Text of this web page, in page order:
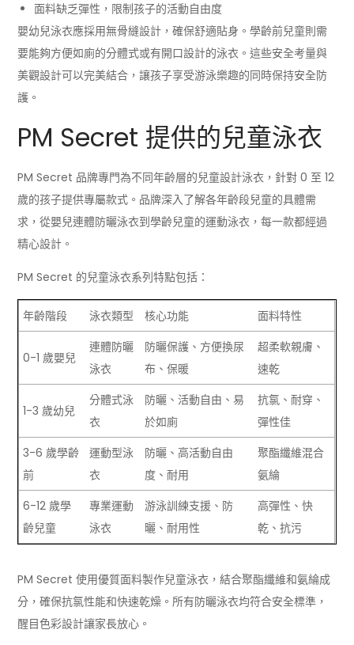
面料缺乏彈性，限制孩子的活動自由度
嬰幼兒泳衣應採用無骨縫設計，確保舒適貼身。學齡前兒童則需
要能夠方便如廁的分體式或有開口設計的泳衣。這些安全考量與
美觀設計可以完美結合，讓孩子享受游泳樂趣的同時保持安全防
護。
PM Secret 提供的兒童泳衣
PM Secret 品牌專門為不同年齡層的兒童設計泳衣，針對 0 至 12
歲的孩子提供專屬款式。品牌深入了解各年齡段兒童的具體需
求，從嬰兒連體防曬泳衣到學齡兒童的運動泳衣，每一款都經過
精心設計。
PM Secret 的兒童泳衣系列特點包括：
年齡階段 泳衣類型 核心功能 面料特性
0-1 歲嬰兒
連體防曬
泳衣
防曬保護、方便換尿
布、保暖
超柔軟親膚、
速乾
1-3 歲幼兒
分體式泳
衣
防曬、活動自由、易
於如廁
抗氯、耐穿、
彈性佳
3-6 歲學齡
前
運動型泳
衣
防曬、高活動自由
度、耐用
聚酯纖維混合
氨綸
6-12 歲學
齡兒童
專業運動
泳衣
游泳訓練支援、防
曬、耐用性
高彈性、快
乾、抗污
PM Secret 使用優質面料製作兒童泳衣，結合聚酯纖維和氨綸成
分，確保抗氯性能和快速乾燥。所有防曬泳衣均符合安全標準，
醒目色彩設計讓家長放心。